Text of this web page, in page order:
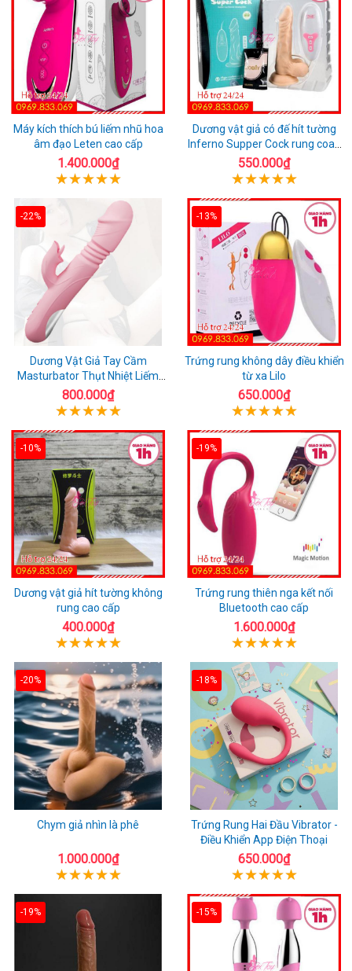
Máy kích thích bú liếm nhũ hoa
âm đạo Leten cao cấp
1.400.000₫
Dương vật giả có đế hít tường
Inferno Supper Cock rung coay
7 chế độ
550.000₫
-22%
Dương Vật Giả Tay Cầm
Masturbator Thụt Nhiệt Liếm
Rung
800.000₫
-13%
Trứng rung không dây điều khiển
từ xa Lilo
650.000₫
-10%
Dương vật giả hít tường không
rung cao cấp
400.000₫
-19%
Trứng rung thiên nga kết nối
Bluetooth cao cấp
1.600.000₫
-20%
Chym giả nhìn là phê
1.000.000₫
-18%
Trứng Rung Hai Đầu Vibrator -
Điều Khiển App Điện Thoại
650.000₫
-19% -15%